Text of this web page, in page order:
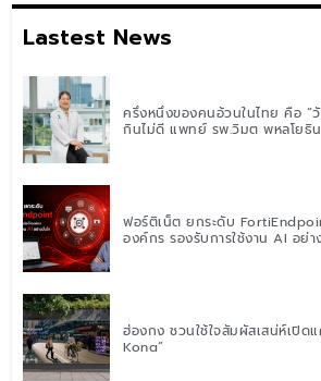
Lastest News
ครึ่งหนึ่งของคนอ้วนในไทย คือ “
กินไม่ดี แพทย์ รพ.วิมุต พหลโยธิ
ฟอร์ติเน็ต ยกระดับ
องค์กร รองรับการใช้งาน AI อย่า
ฮ่องกง ชวนใช้ใจสัมผัสเสน่ห์เปิ
Kong”